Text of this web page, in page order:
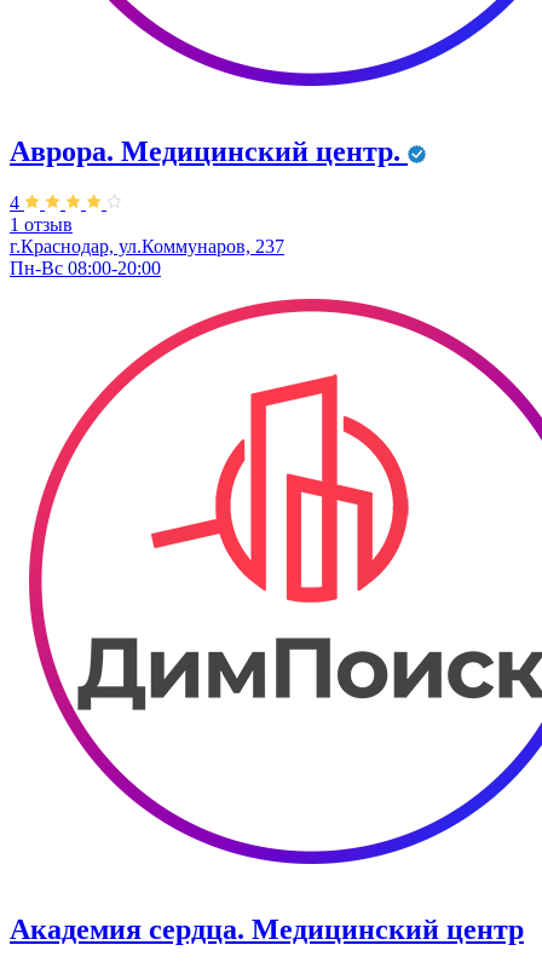
Аврора. Медицинский центр.
4
1 отзыв
г.Краснодар, ул.Коммунаров, 237
Пн-Вс 08:00-20:00
Академия сердца. Медицинский центр